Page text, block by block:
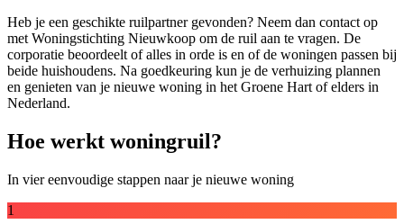
Heb je een geschikte ruilpartner gevonden? Neem dan contact op
met Woningstichting Nieuwkoop om de ruil aan te vragen. De
corporatie beoordeelt of alles in orde is en of de woningen passen bij
beide huishoudens. Na goedkeuring kun je de verhuizing plannen
en genieten van je nieuwe woning in het Groene Hart of elders in
Nederland.
Hoe werkt woningruil?
In vier eenvoudige stappen naar je nieuwe woning
1